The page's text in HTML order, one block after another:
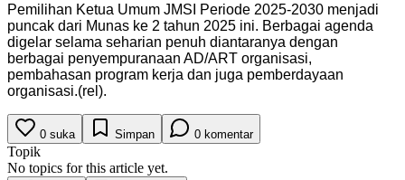
Pemilihan Ketua Umum JMSI Periode 2025-2030 menjadi
puncak dari Munas ke 2 tahun 2025 ini. Berbagai agenda
digelar selama seharian penuh diantaranya dengan
berbagai penyempuranaan AD/ART organisasi,
pembahasan program kerja dan juga pemberdayaan
organisasi.(rel).
0 suka Simpan 0 komentar
Topik
No topics for this article yet.